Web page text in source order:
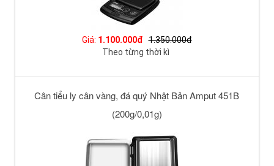
Giá: 1.100.000đ 1.350.000đ
Theo từng thời kì
Cân tiểu ly cân vàng, đá quý Nhật Bản Amput 451B
(200g/0,01g)